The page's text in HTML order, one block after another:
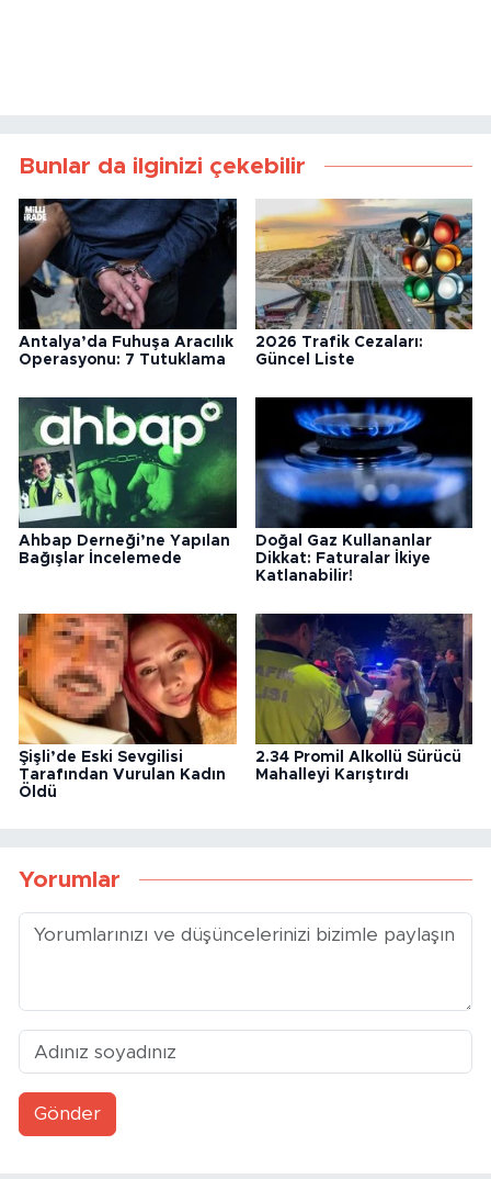
Bunlar da ilginizi çekebilir
Antalya’da Fuhuşa Aracılık
Operasyonu: 7 Tutuklama
2026 Trafik Cezaları:
Güncel Liste
Ahbap Derneği’ne Yapılan
Bağışlar İncelemede
Doğal Gaz Kullananlar
Dikkat: Faturalar İkiye
Katlanabilir!
Şişli’de Eski Sevgilisi
Tarafından Vurulan Kadın
Öldü
2.34 Promil Alkollü Sürücü
Mahalleyi Karıştırdı
Yorumlar
Gönder